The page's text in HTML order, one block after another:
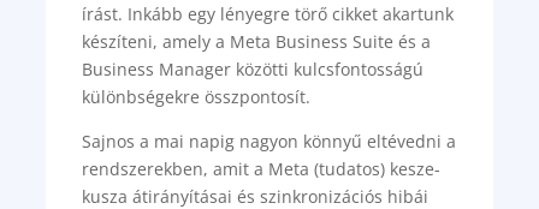
írást. Inkább egy lényegre törő cikket akartunk
készíteni, amely a Meta Business Suite és a
Business Manager közötti kulcsfontosságú
különbségekre összpontosít.
Sajnos a mai napig nagyon könnyű eltévedni a
rendszerekben, amit a Meta (tudatos) kesze-
kusza átirányításai és szinkronizációs hibái